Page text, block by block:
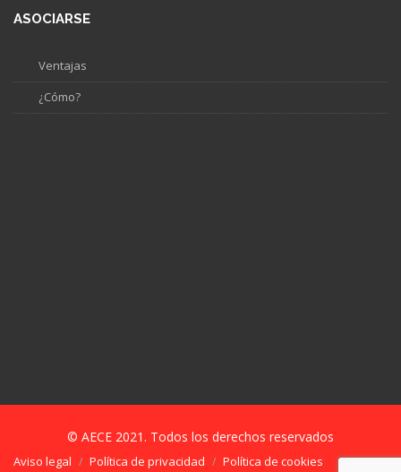
ASOCIARSE
Ventajas
¿Cómo?
© AECE 2021. Todos los derechos reservados
Aviso legal Política de privacidad Política de cookies